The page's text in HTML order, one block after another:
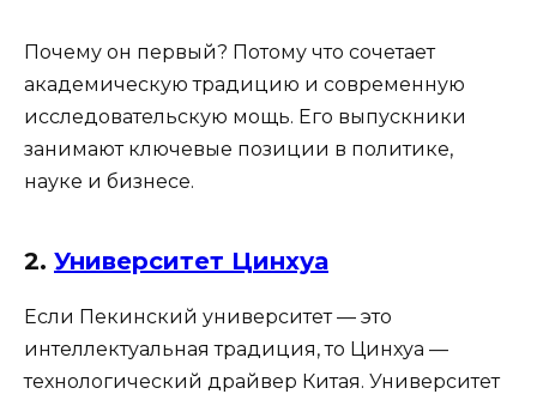
Почему он первый? Потому что сочетает
академическую традицию и современную
исследовательскую мощь. Его выпускники
занимают ключевые позиции в политике,
науке и бизнесе.
2. Университет Цинхуа
Если Пекинский университет — это
интеллектуальная традиция, то Цинхуа —
технологический драйвер Китая. Университет